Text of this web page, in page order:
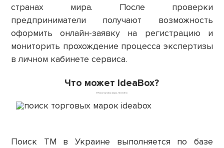
странах мира. После проверки
предприниматели получают возможность
оформить онлайн-заявку на регистрацию и
мониторить прохождение процесса экспертизы
в личном кабинете сервиса.
Что может IdeaBox?
1. Поиск торговых марок - бесплатно
Поиск ТМ в Украине выполняется по базе